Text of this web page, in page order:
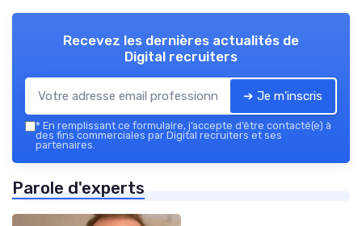
Recevez les dernières actualités de
Digital recruiters
➔ Je m'inscris
* En remplissant ce formulaire, j’accepte d’être contacté(e) à
des fins commerciales par Digital recruiters et ses
partenaires.
Parole d'experts